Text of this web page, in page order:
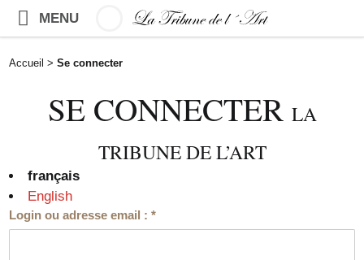
MENU
Accueil > Se connecter
SE CONNECTER LA
TRIBUNE DE L’ART
français
English
Login ou adresse email :*